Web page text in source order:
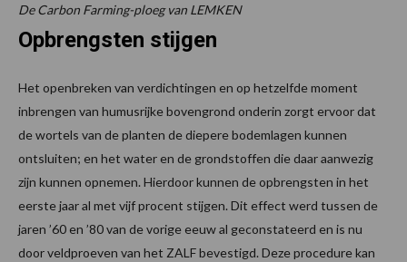
De Carbon Farming-ploeg van LEMKEN
Opbrengsten stijgen
Het openbreken van verdichtingen en op hetzelfde moment
inbrengen van humusrijke bovengrond onderin zorgt ervoor dat
de wortels van de planten de diepere bodemlagen kunnen
ontsluiten; en het water en de grondstoffen die daar aanwezig
zijn kunnen opnemen. Hierdoor kunnen de opbrengsten in het
eerste jaar al met vijf procent stijgen. Dit effect werd tussen de
jaren ’60 en ’80 van de vorige eeuw al geconstateerd en is nu
door veldproeven van het ZALF bevestigd. Deze procedure kan